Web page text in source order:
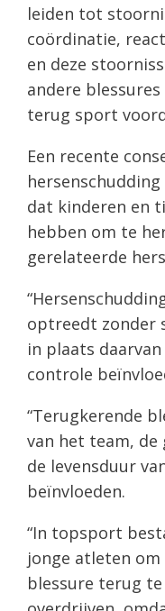
leiden tot
coördinatie,
en deze
andere
terug sport
Een recente
dat kinderen en
hebben om te
gerelateerde
optreedt zonder
in plaats
controle
“Terugkerende
van het team, de
de levensduur
beïnvloeden.
“In topsport
jonge atleten
blessure terug